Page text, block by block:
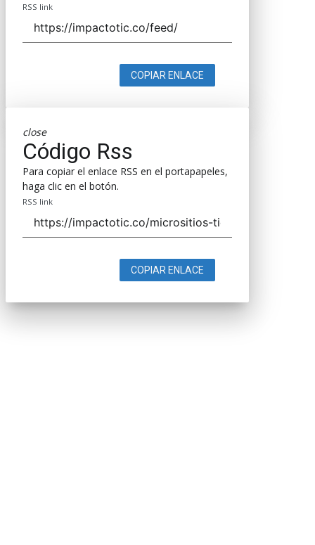
RSS link
COPIAR ENLACE
close
Código Rss
Para copiar el enlace RSS en el portapapeles,
haga clic en el botón.
RSS link
COPIAR ENLACE